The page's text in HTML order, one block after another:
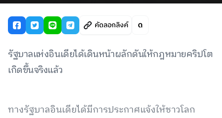
คัดลอกลิงค์
รัฐบาลแห่งอินเดียได้เดินหน้าผลักดันให้กฎหมายคริปโต
เกิดขึ้นจริงแล้ว
ทางรัฐบาลอินเดียได้มีการประกาศแจ้งให้ชาวโลก